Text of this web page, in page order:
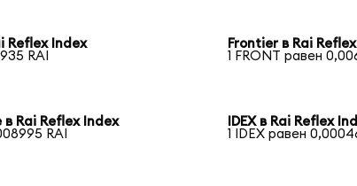
Reflex Index
RAI
Frontier в Rai
1 FRONT равен
в Rai Reflex Index
RAI
IDEX в Rai Reflex
1 IDEX равен